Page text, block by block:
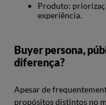
Produto:
experiência.
Buyer persona,
diferença?
Apesar de
propósitos distintos no